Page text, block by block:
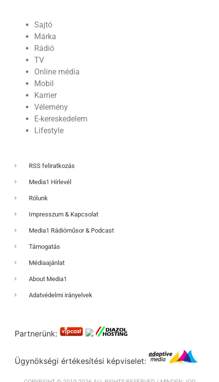
Sajtó
Márka
Rádió
TV
Online média
Mobil
Karrier
Vélemény
E-kereskedelem
Lifestyle
RSS feliratkozás
Media1 Hírlevél
Rólunk
Impresszum & Kapcsolat
Media1 Rádióműsor & Podcast
Támogatás
Médiaajánlat
About Media1
Adatvédelmi irányelvek
Partnerünk:
Ügynökségi értékesítési képviselet: